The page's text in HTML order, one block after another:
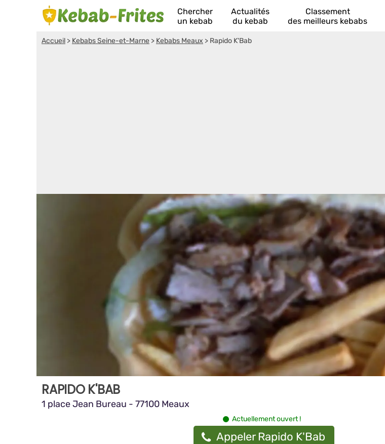
Chercher
un kebab
Actualités
du kebab
Classement
des meilleurs kebabs
Accueil > Kebabs Seine-et-Marne > Kebabs Meaux > Rapido K'Bab
RAPIDO K'BAB
1 place Jean Bureau - 77100 Meaux
Actuellement ouvert !
Appeler Rapido K'Bab